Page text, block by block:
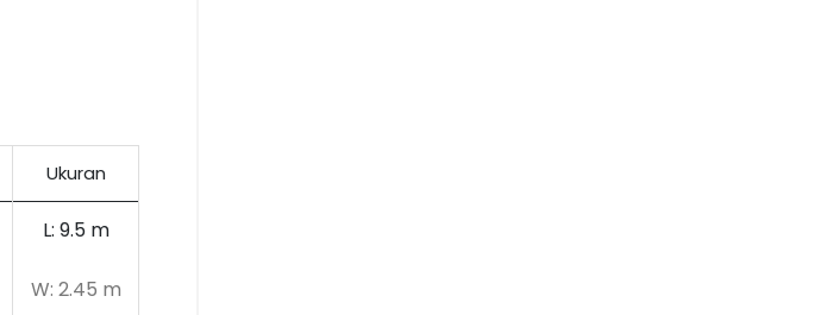
Ukuran
L: 9.5 m
W: 2.45 m